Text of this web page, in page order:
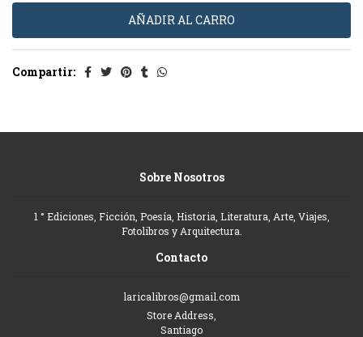
Compartir:
Sobre Nosotros
1 ° Ediciones, Ficción, Poesía, Historia, Literatura, Arte, Viajes,
Fotolibros y Arquitectura.
Contacto
laricalibros@gmail.com
Store Address,
Santiago